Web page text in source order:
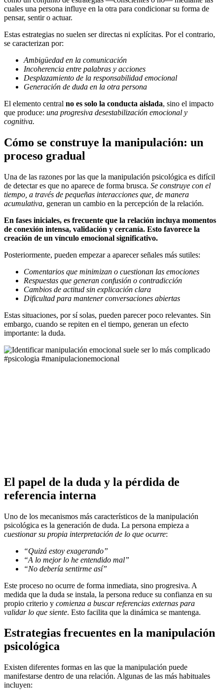
cuales una persona influye en la otra para condicionar su forma de
pensar, sentir o actuar.
Estas estrategias no suelen ser directas ni explícitas. Por el contrario,
se caracterizan por:
Ambigüedad en la comunicación
Incoherencia entre palabras y acciones
Desplazamiento de la responsabilidad emocional
Generación de duda en la otra persona
El elemento central no es solo la conducta aislada, sino el impacto
que produce: una progresiva desestabilización emocional y
cognitiva.
Cómo se construye la manipulación: un
proceso gradual
Una de las razones por las que la manipulación psicológica es difícil
de detectar es que no aparece de forma brusca. Se construye con el
tiempo, a través de pequeñas interacciones que, de manera
acumulativa, generan un cambio en la percepción de la relación.
En fases iniciales, es frecuente que la relación incluya momentos
de conexión intensa, validación y cercanía. Esto favorece la
creación de un vínculo emocional significativo.
Posteriormente, pueden empezar a aparecer señales más sutiles:
Comentarios que minimizan o cuestionan las emociones
Respuestas que generan confusión o contradicción
Cambios de actitud sin explicación clara
Dificultad para mantener conversaciones abiertas
Estas situaciones, por sí solas, pueden parecer poco relevantes. Sin
embargo, cuando se repiten en el tiempo, generan un efecto
importante: la duda.
El papel de la duda y la pérdida de
referencia interna
Uno de los mecanismos más característicos de la manipulación
psicológica es la generación de duda. La persona empieza a
cuestionar su propia interpretación de lo que ocurre:
“Quizá estoy exagerando”
“A lo mejor lo he entendido mal”
“No debería sentirme así”
Este proceso no ocurre de forma inmediata, sino progresiva. A
medida que la duda se instala, la persona reduce su confianza en su
propio criterio y comienza a buscar referencias externas para
validar lo que siente. Esto facilita que la dinámica se mantenga.
Estrategias frecuentes en la manipulación
psicológica
Existen diferentes formas en las que la manipulación puede
manifestarse dentro de una relación. Algunas de las más habituales
incluyen: